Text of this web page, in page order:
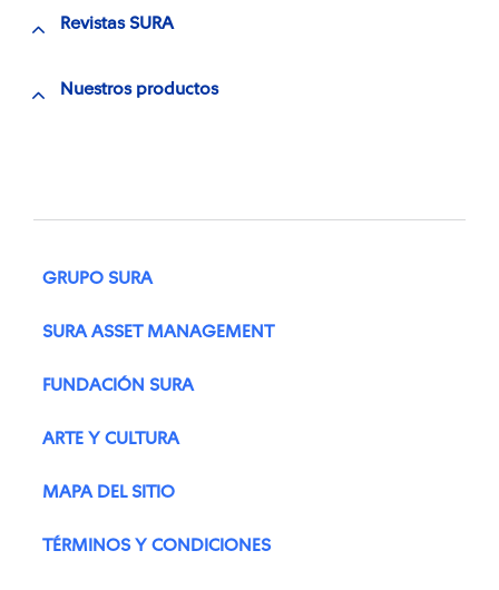
Revistas SURA
Nuestros productos
GRUPO SURA
SURA ASSET MANAGEMENT
FUNDACIÓN SURA
ARTE Y CULTURA
MAPA DEL SITIO
TÉRMINOS Y CONDICIONES